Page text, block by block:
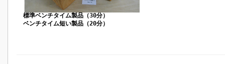
標準ベンチタイム製品（30分）
ベンチタイム短い製品（20分）